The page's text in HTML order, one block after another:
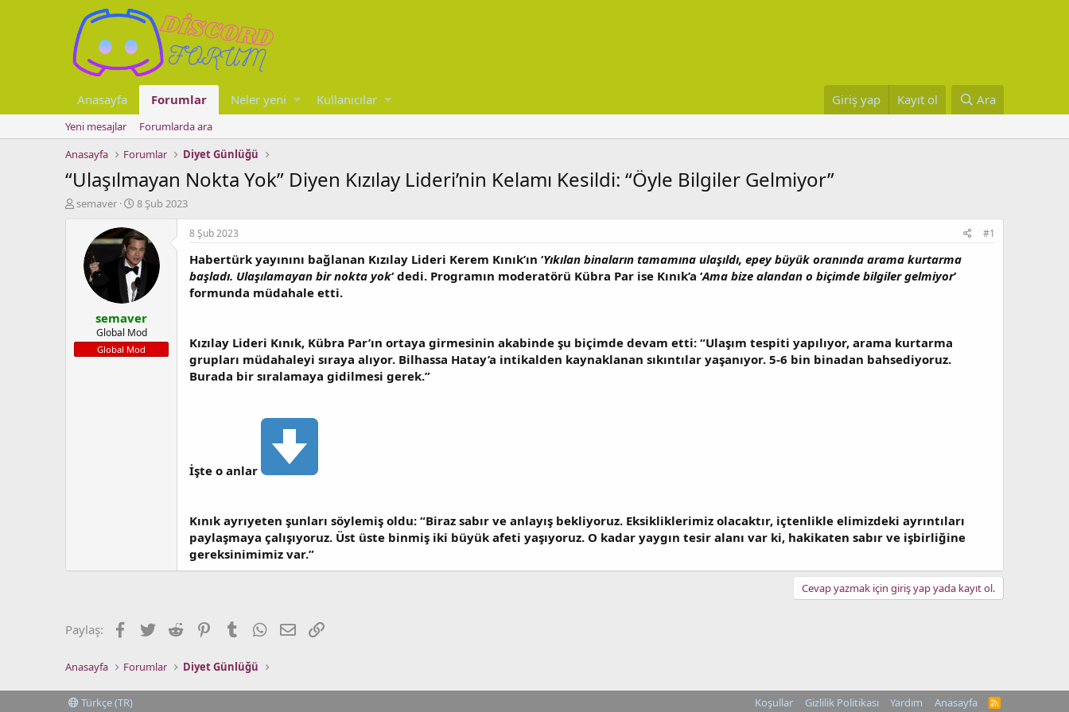
Anasayfa Forumlar Neler yeni Kullanıcılar Giriş yap Kayıt ol Ara
Yeni mesajlar
Forumlarda ara
Anasayfa
Forumlar Diyet Günlüğü
“Ulaşılmayan Nokta Yok” Diyen Kızılay Lideri’nin Kelamı Kesildi: “Öyle Bilgiler Gelmiyor”
K
a
t
semaver
B
ş
l
a
n
g
ı
ç
t
a
r
8 Şub 2023
semaver
Global Mod
Global Mod
8 Şub 2023 #1
Habertürk yayınını bağlanan Kızılay Lideri Kerem Kınık’ın ‘Yıkılan binaların tamamına ulaşıldı, epey büyük oranında arama kurtarma
başladı. Ulaşılamayan bir nokta yok‘ dedi. Programın moderatörü Kübra Par ise Kınık’a ‘Ama bize alandan o biçimde bilgiler gelmiyor‘
formunda müdahale etti.
Kızılay Lideri Kınık, Kübra Par’ın ortaya girmesinin akabinde şu biçimde devam etti: “Ulaşım tespiti yapılıyor, arama kurtarma
grupları müdahaleyi sıraya alıyor. Bilhassa Hatay’a intikalden kaynaklanan sıkıntılar yaşanıyor. 5-6 bin binadan bahsediyoruz.
Burada bir sıralamaya gidilmesi gerek.”
İşte o anlar
Kınık ayrıyeten şunları söylemiş oldu: “Biraz sabır ve anlayış bekliyoruz. Eksikliklerimiz olacaktır, içtenlikle elimizdeki ayrıntıları
paylaşmaya çalışıyoruz. Üst üste binmiş iki büyük afeti yaşıyoruz. O kadar yaygın tesir alanı var ki, hakikaten sabır ve işbirliğine
gereksinimimiz var.”
Cevap yazmak için giriş yap yada kayıt ol.
Paylaş: Facebook
TwitterReddit PinterestTumblrWhatsApp
E-postaLink
Anasayfa Forumlar Diyet Günlüğü
Türkçe (TR) Koşullar Gizlilik Politikası Yardım Anasayfa
R